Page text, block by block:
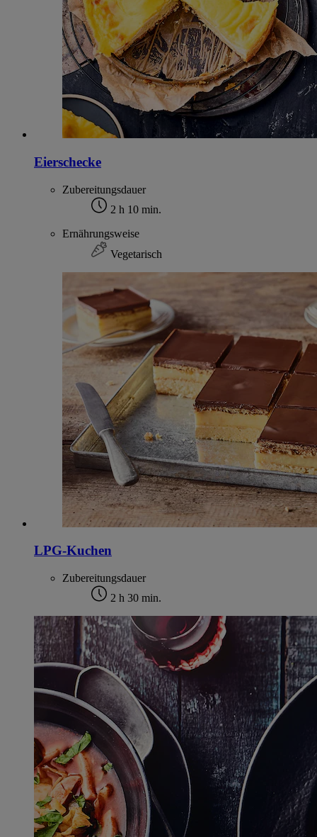
Eierschecke
Zubereitungsdauer
2 h 10 min.
Ernährungsweise
Vegetarisch
LPG-Kuchen
Zubereitungsdauer
2 h 30 min.